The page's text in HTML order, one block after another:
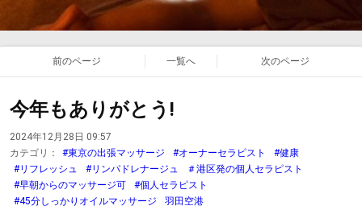
前のページ 一覧へ 次のページ
今年もありがとう!
2024年12月28日 09:57
カテゴリ：
#東京の出張マッサージ #オーナーセラピスト
#健康
#リフレッシュ
#リンパドレナージュ
＃港区発の個人セラピスト
#早朝からのマッサージ可
#個人セラピスト
#45分しっかりオイルマッサージ
羽田空港